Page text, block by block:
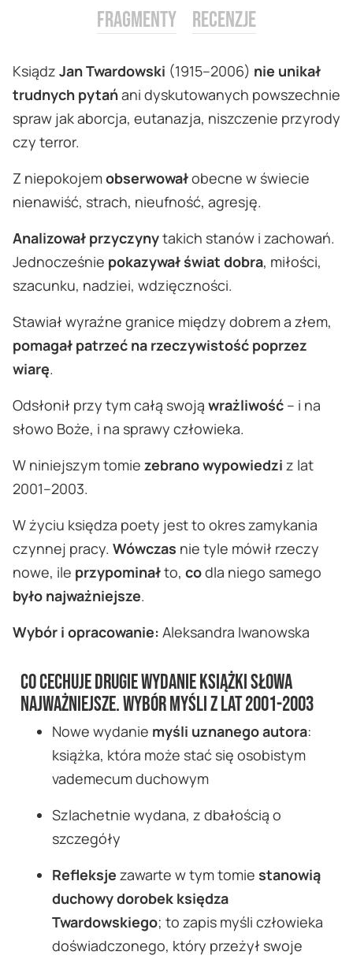
Ksiądz Jan Twardowski (1915–2006) nie unikał
trudnych pytańani dyskutowanych powszechnie
spraw jak aborcja, eutanazja, niszczenie przyrody
czy terror.
Z niepokojemobserwowałobecne w świecie
nienawiść, strach, nieufność, agresję.
Analizował przyczynytakich stanów i zachowań.
Jednocześnie pokazywał świat dobra, miłości,
szacunku, nadziei, wdzięczności.
Stawiał wyraźne granice między dobrem a złem,
pomagał patrzeć na rzeczywistość poprzez
wiarę.
Odsłonił przy tym całą swoją wrażliwość – i na
słowo Boże, i na sprawy człowieka.
W niniejszym tomie zebrano wypowiedzi z lat
2001–2003.
W życiu księdza poety jest to okres zamykania
czynnej pracy. Wówczas nie tyle mówił rzeczy
nowe, ile przypominałto, codla niego samego
było najważniejsze.
Wybór i opracowanie: Aleksandra Iwanowska
Co cechuje drugie wydanie książki Słowa
najważniejsze. Wybór myśli z lat 2001-2003
Nowe wydanie myśli uznanego autora:
książka, która może stać się osobistym
vademecum duchowym
Szlachetnie wydana, z dbałością o
szczegóły
Refleksje zawarte w tym tomie stanowią
duchowy dorobek księdza
Twardowskiego; to zapis myśli człowieka
doświadczonego, który przeżył swoje
Fragmenty
Recenzje